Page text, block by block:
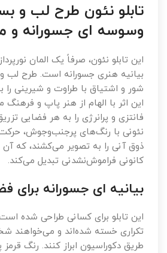
تابلو نئون طرح لب و
وسوسه ای جسورانه و
این تابلو نئون، صرفاً یک المان
بیانیه هنری جسورانه است. طرح لب و
شور و اشتیاق با طراوت و شیرینی را
این اثر با الهام از هنر پاپ و
فانتزی و پرانرژی را به هر فضایی
نئونی با رنگ‌های پرجنب‌وجوش،
ذوق آنی را به تصویر می‌کشند، که آن
کانونی فراموش‌نشدنی تبدیل می‌کند.
بیانیه ای جسورانه برای
این تابلو برای کسانی طراحی شده
تکراری خسته شده‌اند و می‌خواهند
طریق دکوراسیون ابراز کنند. رنگ